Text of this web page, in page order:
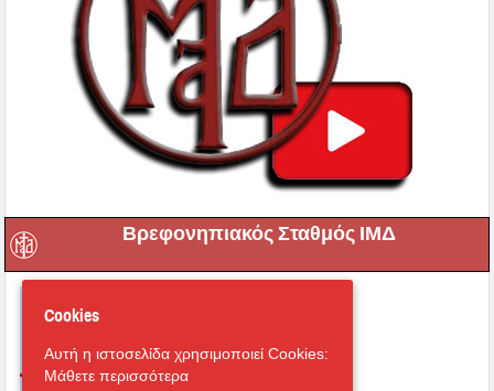
Βρεφονηπιακός Σταθμός ΙΜΔ
Cookies
Αυτή η ιστοσελίδα χρησιμοποιεί Cookies:
Μάθετε περισσότερα